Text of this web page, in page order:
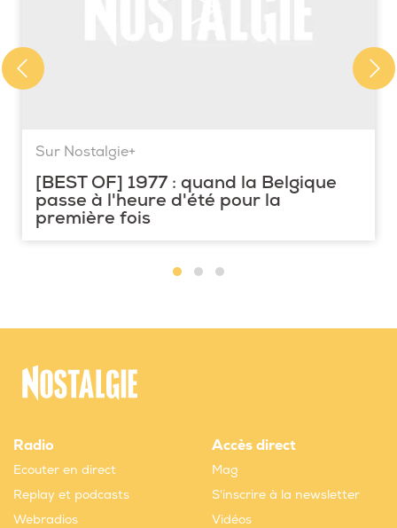
Sur Nostalgie+
[BEST OF] 1977 : quand la Belgique
passe à l'heure d'été pour la
première fois
Radio
Ecouter en direct
Replay et podcasts
Webradios
Accès direct
Mag
S'inscrire à la newsletter
Vidéos